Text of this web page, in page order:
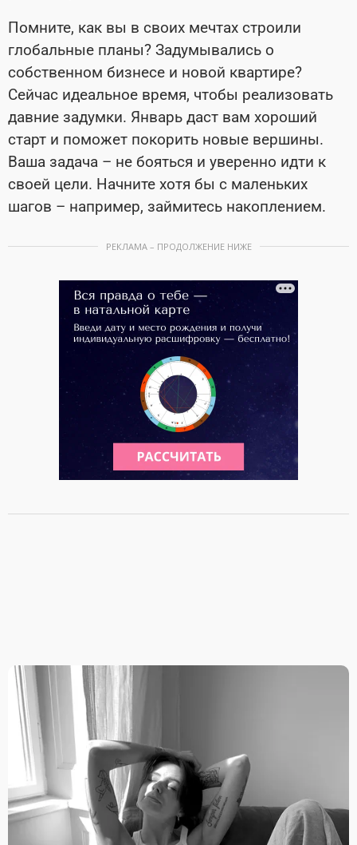
Помните, как вы в своих мечтах строили
глобальные планы? Задумывались о
собственном бизнесе и новой квартире?
Сейчас идеальное время, чтобы реализовать
давние задумки. Январь даст вам хороший
старт и поможет покорить новые вершины.
Ваша задача – не бояться и уверенно идти к
своей цели. Начните хотя бы с маленьких
шагов – например, займитесь накоплением.
РЕКЛАМА – ПРОДОЛЖЕНИЕ НИЖЕ